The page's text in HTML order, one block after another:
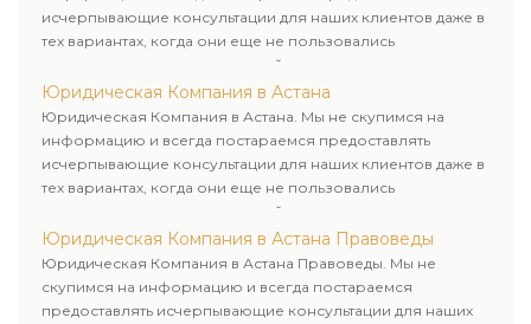
исчерпывающие консультации для наших клиентов даже в
тех вариантах, когда они еще не пользовались
юридическими услугами нашей компании.
Юридическая Компания в Астана
Юридическая Компания в Астана. Мы не скупимся на
информацию и всегда постараемся предоставлять
исчерпывающие консультации для наших клиентов даже в
тех вариантах, когда они еще не пользовались
юридическими услугами нашей компании.
Юридическая Компания в Астана Правоведы
Юридическая Компания в Астана Правоведы. Мы не
скупимся на информацию и всегда постараемся
предоставлять исчерпывающие консультации для наших